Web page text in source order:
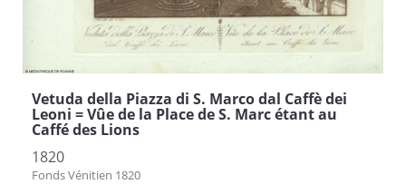
Vetuda della Piazza di S. Marco dal Caffè dei
Leoni = Vûe de la Place de S. Marc étant au
Caffé des Lions
1820
Fonds Vénitien 1820